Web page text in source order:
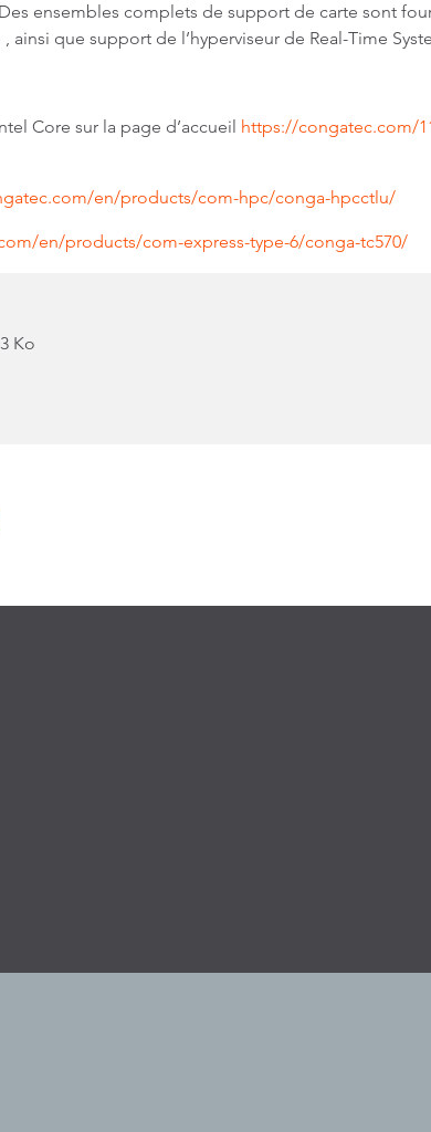
ensembles complets de support de carte sont
que support de l’hyperviseur de Real-Time
Core sur la page d’accueil https://congatec.com/
en/products/com-hpc/conga-hpcctlu/
en/products/com-express-type-6/conga-tc570/
Ko